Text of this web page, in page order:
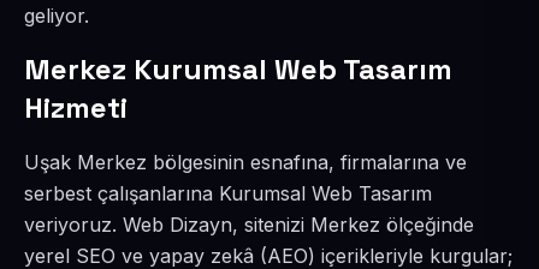
geliyor.
Merkez Kurumsal Web Tasarım
Hizmeti
Uşak Merkez bölgesinin esnafına, firmalarına ve
serbest çalışanlarına Kurumsal Web Tasarım
veriyoruz. Web Dizayn, sitenizi Merkez ölçeğinde
yerel SEO ve yapay zekâ (AEO) içerikleriyle kurgular;